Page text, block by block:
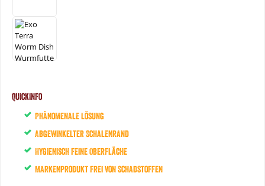
QuickInfo
Phänomenale Lösung
Abgewinkelter Schalenrand
Hygienisch feine Oberfläche
Markenprodukt frei von Schadstoffen